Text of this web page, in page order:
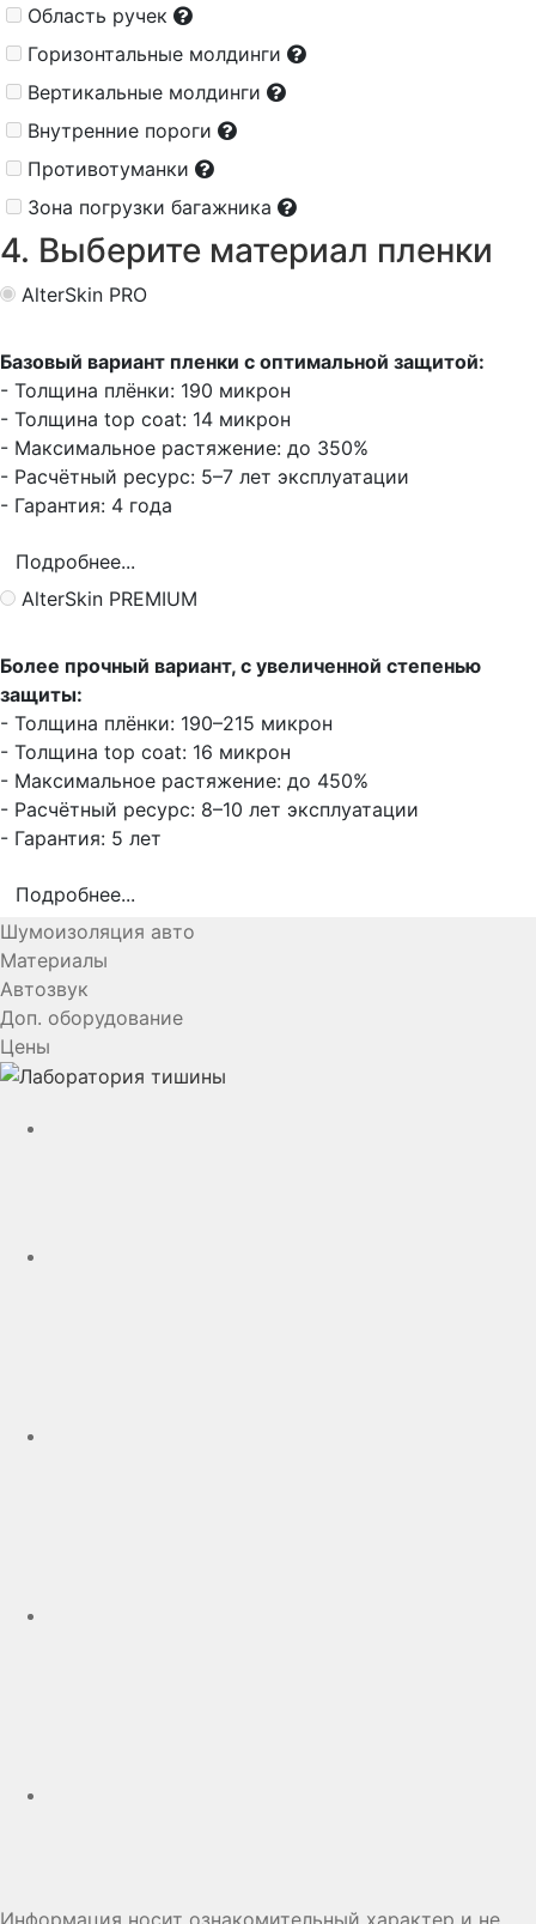
Область ручек
Горизонтальные молдинги
Вертикальные молдинги
Внутренние пороги
Противотуманки
Зона погрузки багажника
4. Выберите материал пленки
AlterSkin PRO
Базовый вариант пленки с оптимальной защитой:
- Толщина плёнки: 190 микрон
- Толщина top coat: 14 микрон
- Максимальное растяжение: до 350%
- Расчётный ресурс: 5–7 лет эксплуатации
- Гарантия: 4 года
Подробнее...
AlterSkin PREMIUM
Более прочный вариант, с увеличенной степенью
защиты:
- Толщина плёнки: 190–215 микрон
- Толщина top coat: 16 микрон
- Максимальное растяжение: до 450%
- Расчётный ресурс: 8–10 лет эксплуатации
- Гарантия: 5 лет
Подробнее...
Шумоизоляция авто
Материалы
Автозвук
Доп. оборудование
Цены